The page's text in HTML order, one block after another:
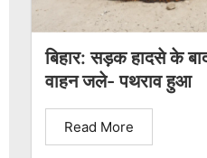
बिहार: सड़क हादसे के
वाहन जले- पथराव हुआ
Read More